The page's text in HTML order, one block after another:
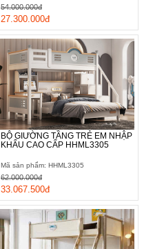
27.300.000đ
54.000.000đ
BỘ GIƯỜNG TẦNG TRẺ EM NHẬP
KHẨU CAO CẤP HHML3305
Mã sản phẩm: HHML3305
33.067.500đ
62.000.000đ